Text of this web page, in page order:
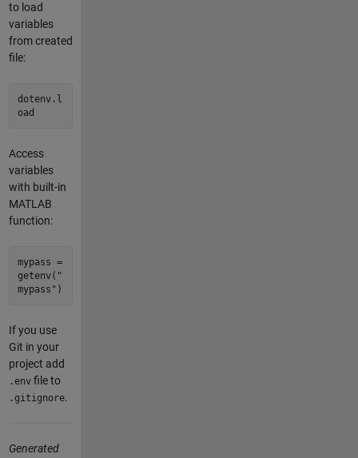
to load
variables
from created
file:
dotenv.l
oad
Access
variables
with built-in
MATLAB
function:
mypass =
getenv("
mypass")
If you use
Git in your
project add
.envfile to
.gitignore.
Generated